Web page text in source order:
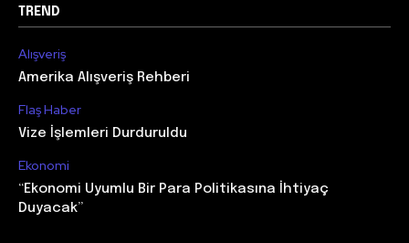
TREND
Alışveriş
Amerika Alışveriş Rehberi
Flaş Haber
Vize İşlemleri Durduruldu
Ekonomi
“Ekonomi Uyumlu Bir Para Politikasına İhtiyaç
Duyacak”